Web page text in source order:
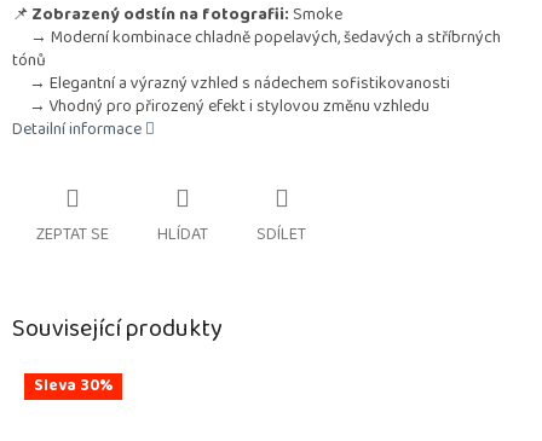
📌Zobrazený odstín na fotografii: Smoke
→ Moderní kombinace chladně popelavých, šedavých a stříbrných
tónů
→ Elegantní a výrazný vzhled s nádechem sofistikovanosti
→ Vhodný pro přirozený efekt i stylovou změnu vzhledu
Detailní informace
ZEPTAT SE HLÍDAT SDÍLET
Související produkty
Sleva 30%